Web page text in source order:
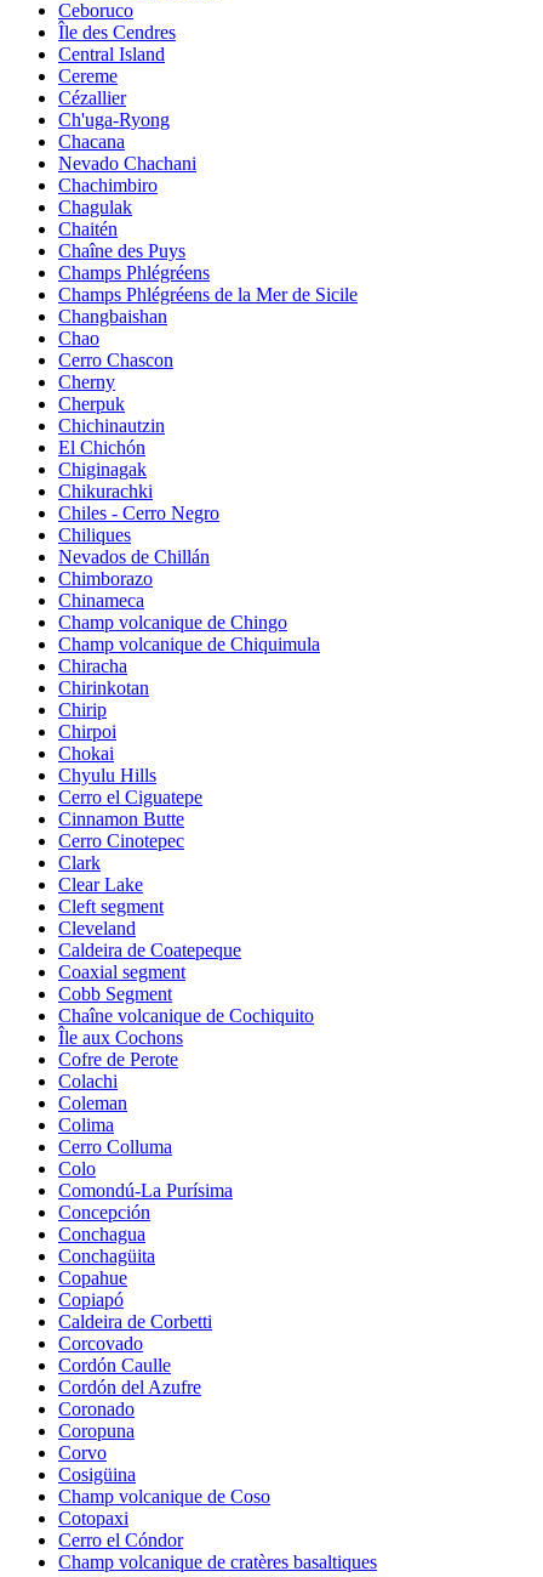
Ceboruco
Île des Cendres
Central Island
Cereme
Cézallier
Ch'uga-Ryong
Chacana
Nevado Chachani
Chachimbiro
Chagulak
Chaitén
Chaîne des Puys
Champs Phlégréens
Champs Phlégréens de la Mer de Sicile
Changbaishan
Chao
Cerro Chascon
Cherny
Cherpuk
Chichinautzin
El Chichón
Chiginagak
Chikurachki
Chiles - Cerro Negro
Chiliques
Nevados de Chillán
Chimborazo
Chinameca
Champ volcanique de Chingo
Champ volcanique de Chiquimula
Chiracha
Chirinkotan
Chirip
Chirpoi
Chokai
Chyulu Hills
Cerro el Ciguatepe
Cinnamon Butte
Cerro Cinotepec
Clark
Clear Lake
Cleft segment
Cleveland
Caldeira de Coatepeque
Coaxial segment
Cobb Segment
Chaîne volcanique de Cochiquito
Île aux Cochons
Cofre de Perote
Colachi
Coleman
Colima
Cerro Colluma
Colo
Comondú-La Purísima
Concepción
Conchagua
Conchagüita
Copahue
Copiapó
Caldeira de Corbetti
Corcovado
Cordón Caulle
Cordón del Azufre
Coronado
Coropuna
Corvo
Cosigüina
Champ volcanique de Coso
Cotopaxi
Cerro el Cóndor
Champ volcanique de cratères basaltiques